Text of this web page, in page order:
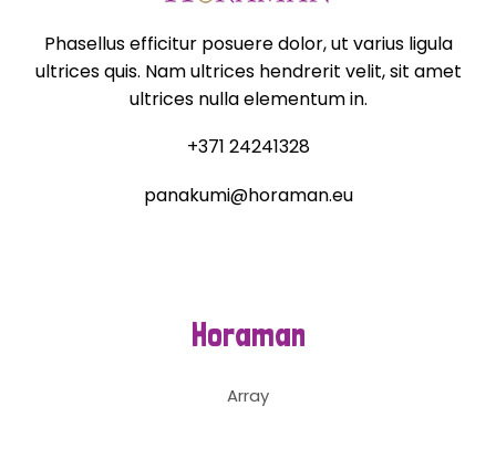
Phasellus efficitur posuere dolor, ut varius ligula
ultrices quis. Nam ultrices hendrerit velit, sit amet
ultrices nulla elementum in.
+371 24241328
panakumi@horaman.eu
Horaman
Array